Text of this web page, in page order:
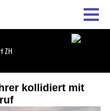
kollidiert mit